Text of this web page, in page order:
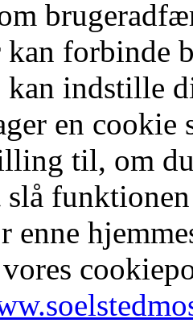
kan forbinde
kan indstille
en cookie
til, om
enne